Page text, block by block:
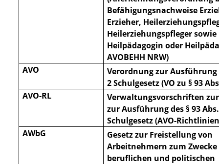
Befähigungsnachweise
Erzieher,
Heilerziehungspfleger sowie
Heilpädagogin oder
AVOBEHH NRW)
AVO
Verordnung zur Ausführung
2 Schulgesetz (VO zu § 93
AVO-RL
Verwaltungsvorschriften
zur Ausführung des § 93
Schulgesetz (AVO-Richtlinien
AWbG
Gesetz zur Freistellung von
Arbeitnehmern zum Zwecke
beruflichen und politischen